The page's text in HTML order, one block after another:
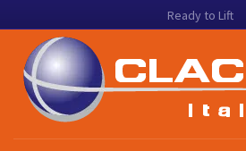
Ready to Lift